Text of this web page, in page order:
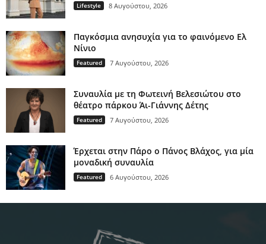
Lifestyle 8 Αυγούστου, 2026
Παγκόσμια ανησυχία για το φαινόμενο Ελ
Νίνιο
Featured 7 Αυγούστου, 2026
Συναυλία με τη Φωτεινή Βελεσιώτου στο
θέατρο πάρκου Άι-Γιάννης Δέτης
Featured 7 Αυγούστου, 2026
Έρχεται στην Πάρο ο Πάνος Βλάχος, για μία
μοναδική συναυλία
Featured 6 Αυγούστου, 2026